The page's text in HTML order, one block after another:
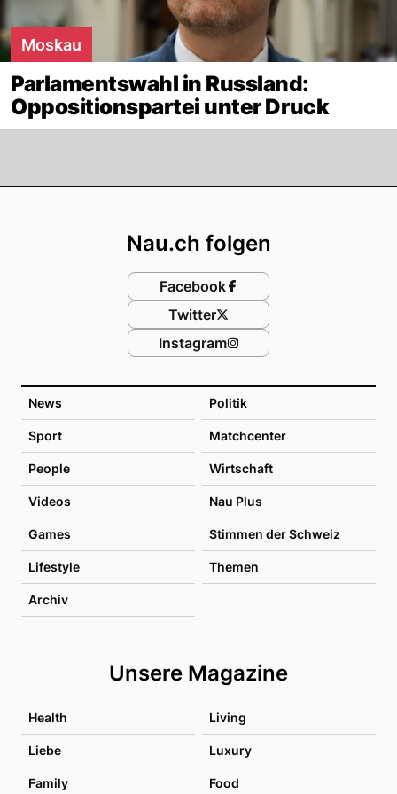
Moskau
Parlamentswahl in Russland:
Oppositionspartei unter Druck
News Politik
Sport Matchcenter
People Wirtschaft
Videos Nau Plus
Games Stimmen der Schweiz
Lifestyle Themen
Archiv
Unsere Magazine
Health Living
Liebe Luxury
Family Food
Nau.ch folgen
Facebook
Twitter
Instagram